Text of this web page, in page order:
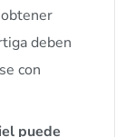
deben
con
puede